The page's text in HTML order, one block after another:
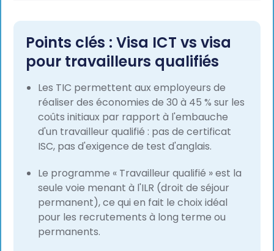
Points clés : Visa ICT vs visa
pour travailleurs qualifiés
Les TIC permettent aux employeurs de
réaliser des économies de 30 à 45 % sur les
coûts initiaux par rapport à l'embauche
d'un travailleur qualifié : pas de certificat
ISC, pas d'exigence de test d'anglais.
Le programme « Travailleur qualifié » est la
seule voie menant à l'ILR (droit de séjour
permanent), ce qui en fait le choix idéal
pour les recrutements à long terme ou
permanents.